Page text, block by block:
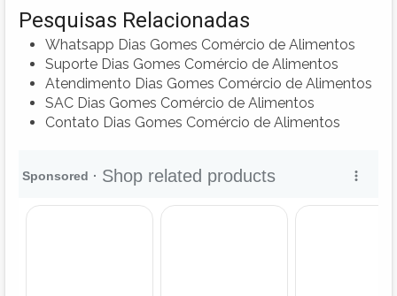
Pesquisas Relacionadas
Whatsapp Dias Gomes Comércio de Alimentos
Suporte Dias Gomes Comércio de Alimentos
Atendimento Dias Gomes Comércio de Alimentos
SAC Dias Gomes Comércio de Alimentos
Contato Dias Gomes Comércio de Alimentos